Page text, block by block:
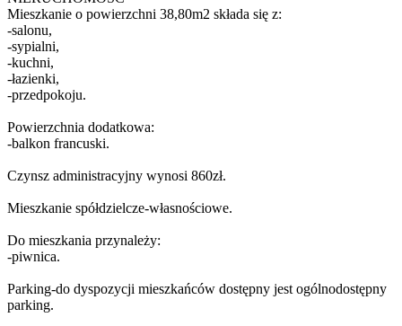
Mieszkanie o powierzchni 38,80m2 składa się z:
-salonu,
-sypialni,
-kuchni,
-łazienki,
-przedpokoju.
Powierzchnia dodatkowa:
-balkon francuski.
Czynsz administracyjny wynosi 860zł.
Mieszkanie spółdzielcze-własnościowe.
Do mieszkania przynależy:
-piwnica.
Parking-do dyspozycji mieszkańców dostępny jest ogólnodostępny
parking.